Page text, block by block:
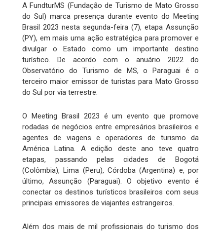
A FundturMS (Fundação de Turismo de Mato Grosso
do Sul) marca presença durante evento do Meeting
Brasil 2023 nesta segunda-feira (7), etapa Assunção
(PY), em mais uma ação estratégica para promover e
divulgar o Estado como um importante destino
turístico. De acordo com o anuário 2022 do
Observatório do Turismo de MS, o Paraguai é o
terceiro maior emissor de turistas para Mato Grosso
do Sul por via terrestre.
O Meeting Brasil 2023 é um evento que promove
rodadas de negócios entre empresários brasileiros e
agentes de viagens e operadores de turismo da
América Latina. A edição deste ano teve quatro
etapas, passando pelas cidades de Bogotá
(Colômbia), Lima (Peru), Córdoba (Argentina) e, por
último, Assunção (Paraguai). O objetivo evento é
conectar os destinos turísticos brasileiros com seus
principais emissores de viajantes estrangeiros.
Além dos mais de mil profissionais do turismo dos